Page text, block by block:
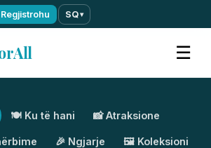
Regjistrohu SQ▾
☰
🍽️ Ku të hani 📸 Atraksione
🎉 Ngjarje 🖼️ Koleksioni